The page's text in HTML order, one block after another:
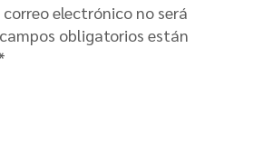
electrónico no será
obligatorios están